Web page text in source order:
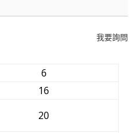
我要詢問
6
16
20